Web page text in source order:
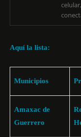
Aquí la lista:
Municipios
Amaxac de
Guerrero